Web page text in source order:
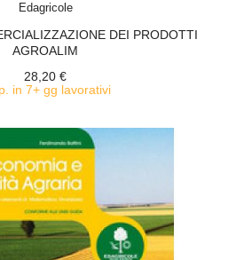
Edagricole
DEI PRODOTTI
AGROALIM
28,20 €
in 7+ gg lavorativi